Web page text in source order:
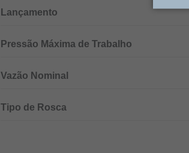
Lançamento
Pressão Máxima de Trabalho
Vazão Nominal
Tipo de Rosca